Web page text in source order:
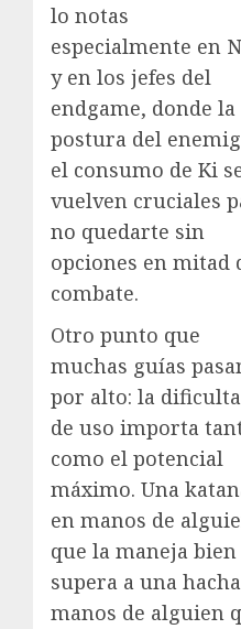
lo notas
especialmente en
y en los jefes del
endgame, donde la
postura del
el consumo de Ki
vuelven cruciales
no quedarte sin
opciones en mitad
combate.
Otro punto que
muchas guías
por alto: la
de uso importa
como el potencial
máximo. Una
en manos de
que la maneja bien
supera a una
manos de alguien